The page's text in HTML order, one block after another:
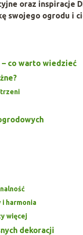
oraz inspiracje
swojego ogrodu i
co warto wiedzieć
i harmonia
więcej
dekoracji